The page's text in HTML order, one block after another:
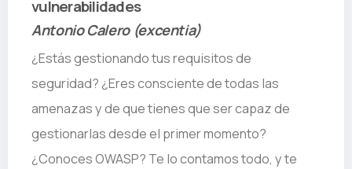
vulnerabilidades
Antonio Calero (excentia)
¿Estás gestionando tus requisitos de
seguridad? ¿Eres consciente de todas las
amenazas y de que tienes que ser capaz de
gestionarlas desde el primer momento?
¿Conoces OWASP? Te lo contamos todo, y te